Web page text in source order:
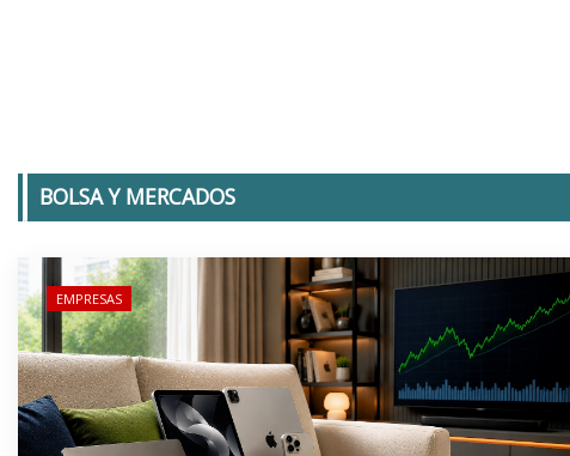
BOLSA Y MERCADOS
EMPRESAS